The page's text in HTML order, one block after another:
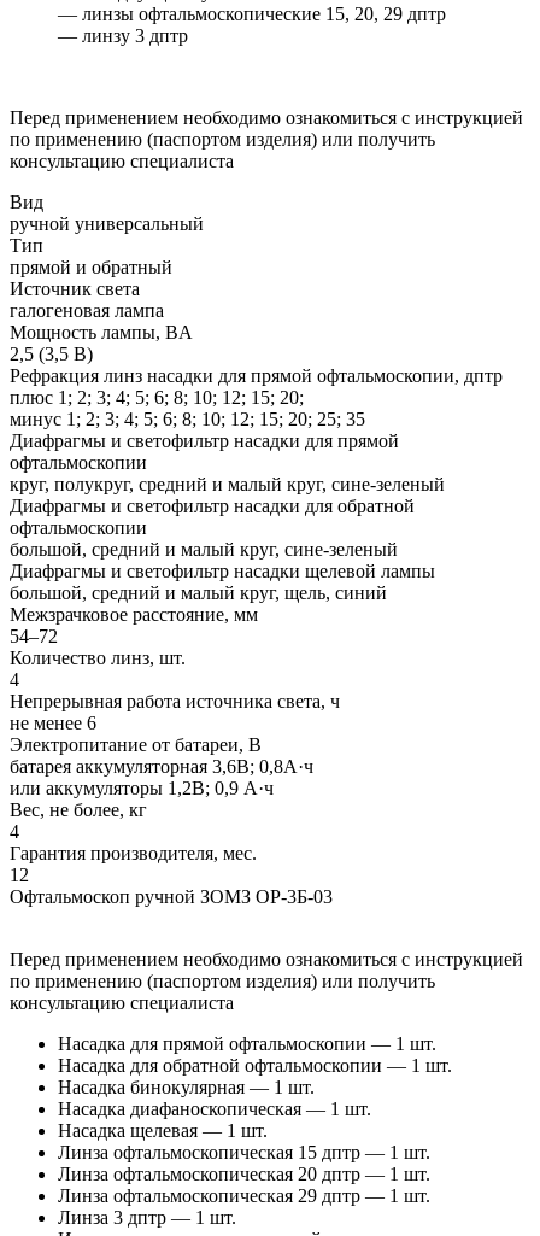
— линзы офтальмоскопические 15, 20, 29 дптр
— линзу 3 дптр
Перед применением необходимо ознакомиться с инструкцией
по применению (паспортом изделия) или получить
консультацию специалиста
Вид
ручной универсальный
Тип
прямой и обратный
Источник света
галогеновая лампа
Мощность лампы, BA
2,5 (3,5 В)
Рефракция линз насадки для прямой офтальмоскопии, дптр
плюс 1; 2; 3; 4; 5; 6; 8; 10; 12; 15; 20;
минус 1; 2; 3; 4; 5; 6; 8; 10; 12; 15; 20; 25; 35
Диафрагмы и светофильтр насадки для прямой
офтальмоскопии
круг, полукруг, средний и малый круг, сине-зеленый
Диафрагмы и светофильтр насадки для обратной
офтальмоскопии
большой, средний и малый круг, сине-зеленый
Диафрагмы и светофильтр насадки щелевой лампы
большой, средний и малый круг, щель, синий
Межзрачковое расстояние, мм
54–72
Количество линз, шт.
4
Непрерывная работа источника света, ч
не менее 6
Электропитание от батареи, В
батарея аккумуляторная 3,6В; 0,8А·ч
или аккумуляторы 1,2В; 0,9 А·ч
Вес, не более, кг
4
Гарантия производителя, мес.
12
Офтальмоскоп ручной ЗОМЗ ОР-3Б-03
Перед применением необходимо ознакомиться с инструкцией
по применению (паспортом изделия) или получить
консультацию специалиста
Насадка для прямой офтальмоскопии — 1 шт.
Насадка для обратной офтальмоскопии — 1 шт.
Насадка бинокулярная — 1 шт.
Насадка диафаноскопическая — 1 шт.
Насадка щелевая — 1 шт.
Линза офтальмоскопическая 15 дптр — 1 шт.
Линза офтальмоскопическая 20 дптр — 1 шт.
Линза офтальмоскопическая 29 дптр — 1 шт.
Линза 3 дптр — 1 шт.